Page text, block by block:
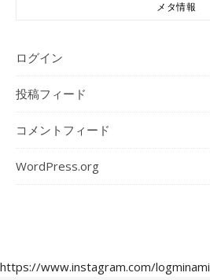
メタ情報
ログイン
投稿フィード
コメントフィード
WordPress.org
https://www.instagram.com/logminami